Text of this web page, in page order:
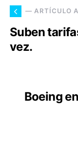
— ARTÍCULO
Suben
vez.
Boeing